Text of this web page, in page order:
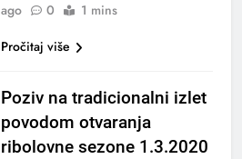
ago
0
1 mins
Pročitaj više
Poziv na tradicionalni izlet
povodom otvaranja
ribolovne sezone 1.3.2020